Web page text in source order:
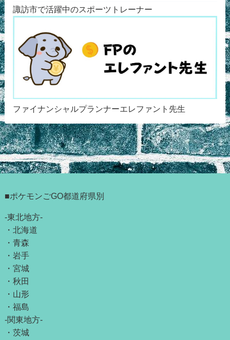
諏訪市で活躍中のスポーツトレーナー
ファイナンシャルプランナーエレファント先生
■ポケモンごGO都道府県別
-東北地方-
・ 北海道
・ 青森
・ 岩手
・ 宮城
・ 秋田
・ 山形
・ 福島
-関東地方-
・ 茨城